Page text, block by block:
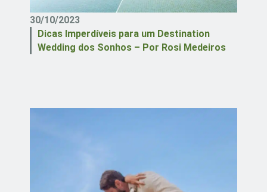
30/10/2023
Dicas Imperdíveis para um Destination
Wedding dos Sonhos – Por Rosi Medeiros